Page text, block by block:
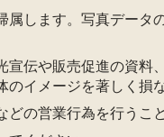
します。写真デー
伝や販売促進の資料
イメージを著しく損
の営業行為を行うこ